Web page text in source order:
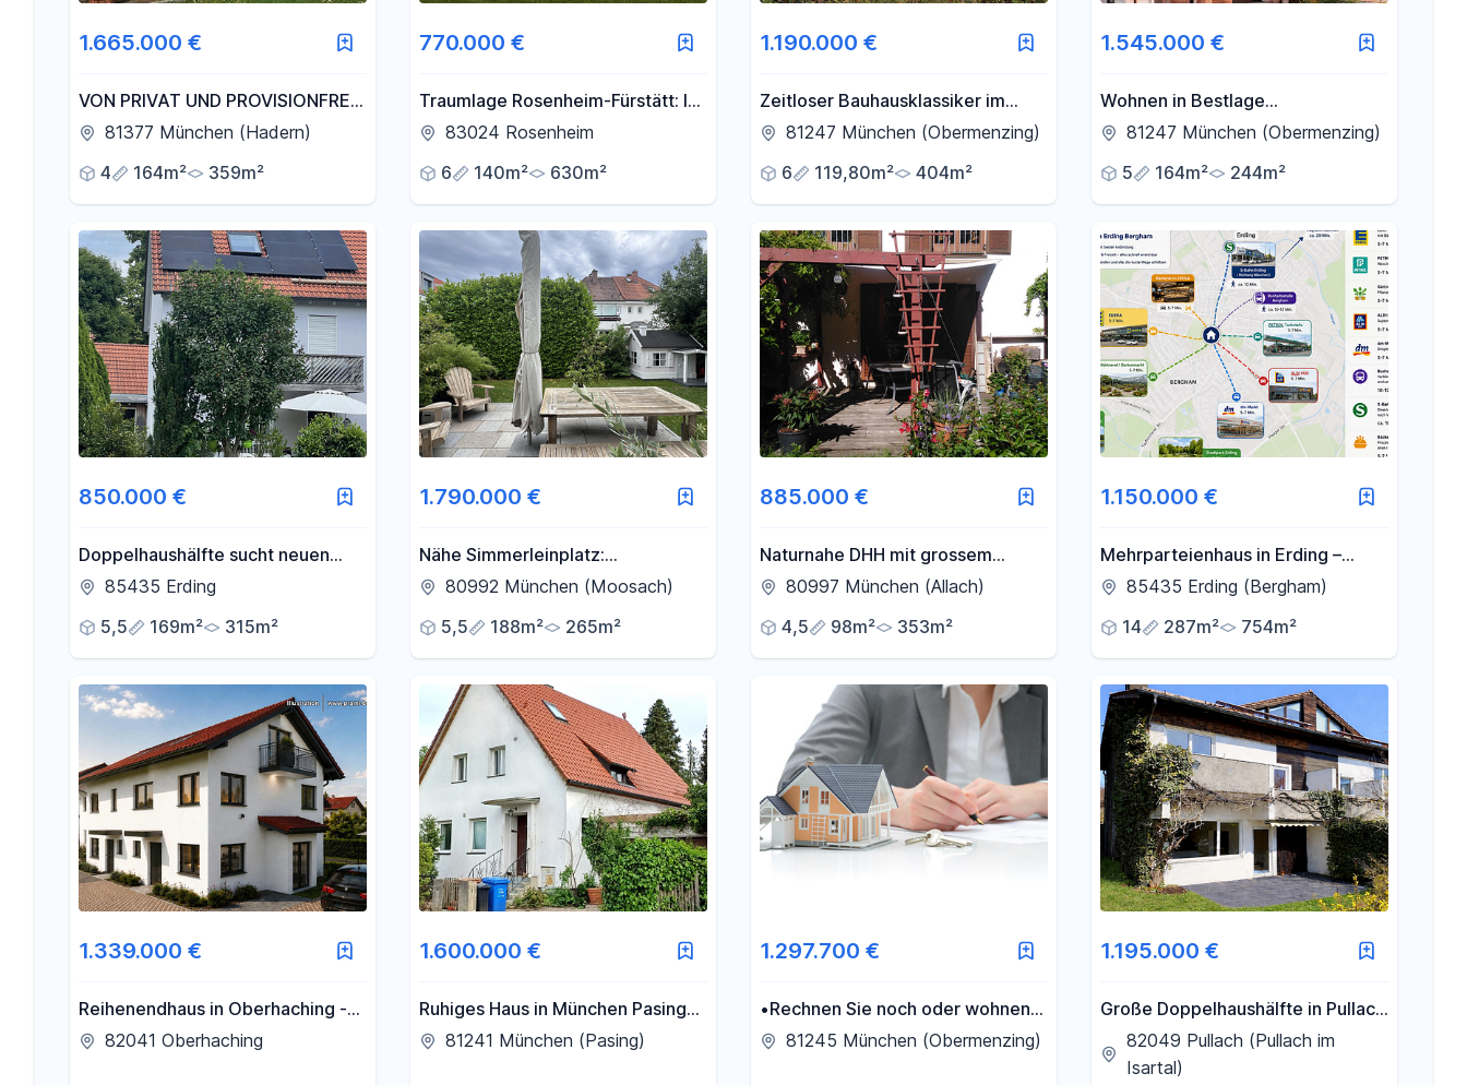
1.665.000 €
VON PRIVAT UND PROVISIONFREI:
Reiheneckhaus in Großhadern im
81377 München (Hadern)
4
164m² 359m²
770.000 €
Traumlage Rosenheim-Fürstätt: In
8 min mit dem Radl zum Bahnhof
83024 Rosenheim
6
140m² 630m²
1.190.000 €
Zeitloser Bauhausklassiker im
Grünen
81247 München (Obermenzing)
6
119,80m² 404m²
1.545.000 €
Wohnen in Bestlage
Obermenzings - Südgarten &
81247 München (Obermenzing)
5
164m² 244m²
850.000 €
Doppelhaushälfte sucht neuen
Eigentümer
85435 Erding
5,5
169m² 315m²
1.790.000 €
Nähe Simmerleinplatz:
Neuwertige, helle XXL-DHH
Standard, mit Einbauküche
80992 München (Moosach)
5,5
188m² 265m²
885.000 €
Naturnahe DHH mit grossem
Garten
80997 München (Allach)
4,5
98m² 353m²
1.150.000 €
Mehrparteienhaus in Erding –
Attraktive Kapitalanlage ohne
85435 Erding (Bergham)
14
287m² 754m²
1.339.000 €
Reihenendhaus in Oberhaching -
Neubau
82041 Oberhaching
1.600.000 €
Ruhiges Haus in München Pasing
auf großem Grundstück
81241 München (Pasing)
1.297.700 €
•Rechnen Sie noch oder wohnen
Sie schon? Keine Provision, direkt
81245 München (Obermenzing)
1.195.000 €
Große Doppelhaushälfte in Pullach
- ohne Provision
82049 Pullach (Pullach im
Isartal)